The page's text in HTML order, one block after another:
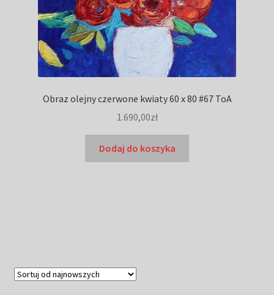
O mnie
GalleryStore
Obraz olejny czerwone kwiaty 60 x 80 #67 ToA
1.690,00zł
Dodaj do koszyka